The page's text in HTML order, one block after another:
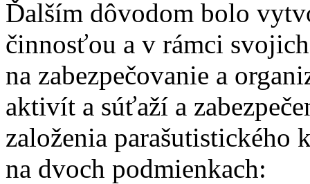
Ďalším dôvodom bolo
činnosťou a v rámci
na zabezpečovanie a
aktivít a súťaží a
založenia parašutistického
na dvoch podmienkach: